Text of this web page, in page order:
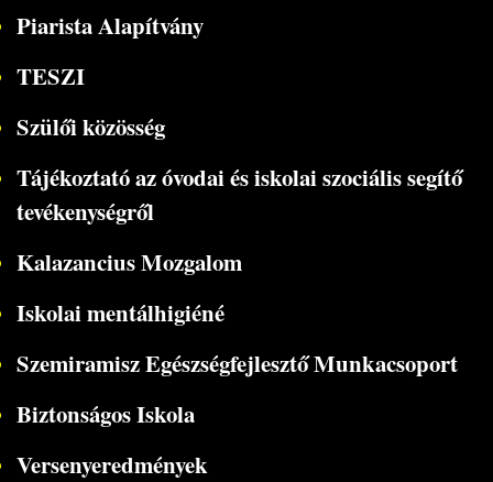
Piarista Alapítvány
TESZI
Szülői közösség
Tájékoztató az óvodai és iskolai szociális segítő
tevékenységről
Kalazancius Mozgalom
Iskolai mentálhigiéné
Szemiramisz Egészségfejlesztő Munkacsoport
Biztonságos Iskola
Versenyeredmények